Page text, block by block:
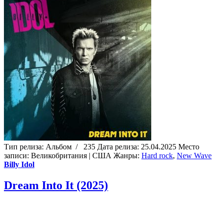
Тип релиза: Альбом / 235 Дата релиза: 25.04.2025 Место
записи: Великобритания | США Жанры: Hard rock, New Wave
Billy Idol
Dream Into It (2025)